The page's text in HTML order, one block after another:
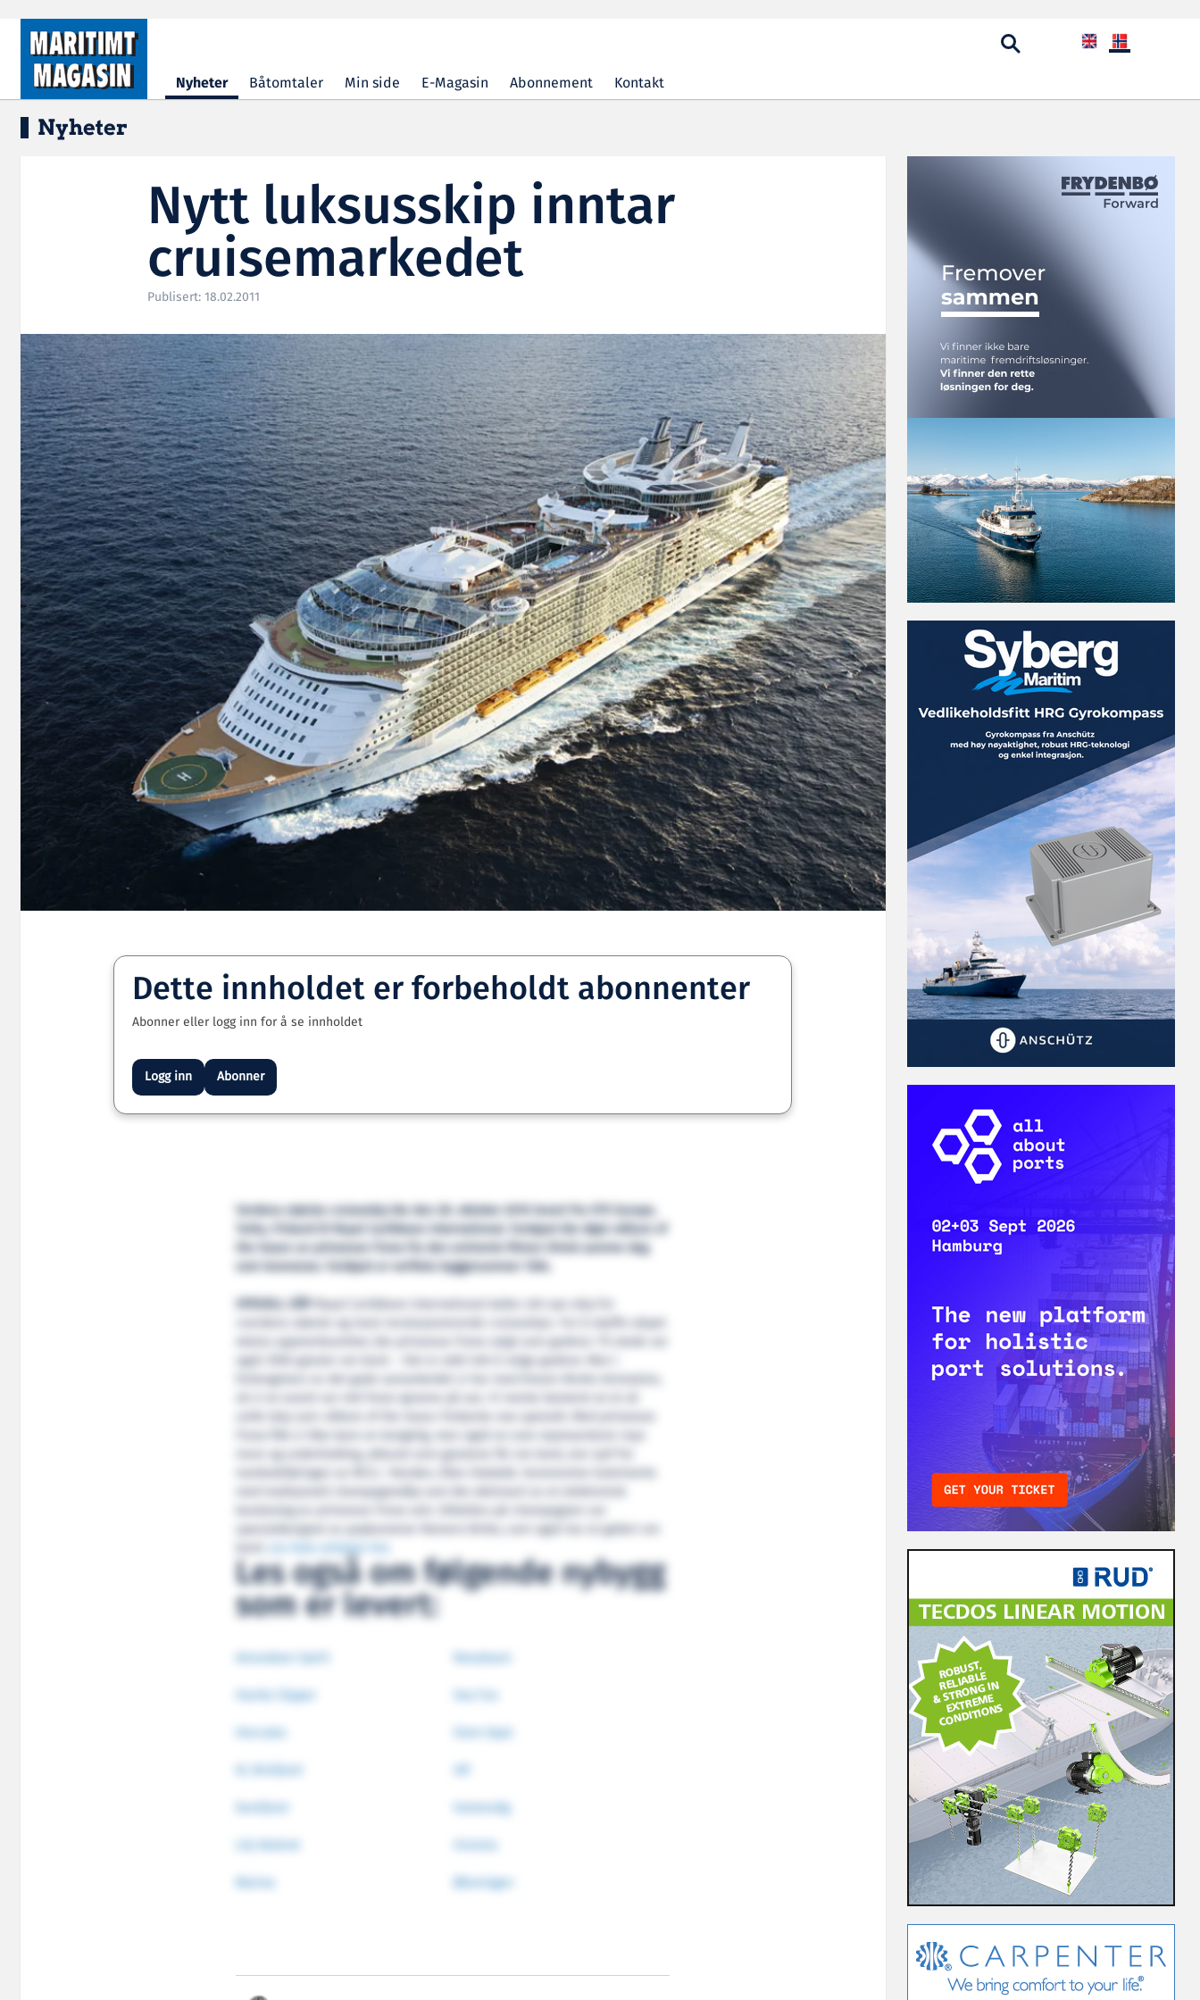
Hopp til hovedinnhold
Nyheter Båtomtaler Min side E-Magasin Abonnement Kontakt
Nyheter
Nytt luksusskip inntar
cruisemarkedet
Publisert: 18.02.2011
Dette innholdet er forbeholdt abonnenter
Abonner eller logg inn for å se innholdet
Logg inn Abonner
Verdens største cruiseskip ble den 28. oktober 2010 levert fra STX Europe,
Turku, Finland til Royal Caribbean International. Fartøyet ble døpt «Allure of
the Seas» av prinsesse Fiona fra den animerte filmen Shrek samme dag
som leveranse. Fartøyet er verftets byggenummer 1364.
SPESIELL DÅP Royal Caribbean International kaller sitt nye skip for
«verdens største og mest revolusjonerende cruiseskip». For å skaffe skipet
ekstra oppmerksomhet, ble prinsesse Fiona valgt som gudmor. Til stede var
også 3500 gjester om bord. ­­­– Det er aldri lett å velge gudmor. Men i
forlengelsen av det gode samarbeidet vi har med Dream Works Animation,
unikt skip som «Allure of the Seas» fortjente noe spesielt. Med prinsesse
Fiona fikk vi ikke bare en kongelig, men også en som representerer mye
moro og underholding, akkurat som gjestene får om bord, sier sjef for
markedsføringen av RCCL i Norden, Ellen Stebekk. Seremonien kulminerte
med tradisjonell champagnedåp som ble aktivisert av et elektronisk
karateslag av prinsesse Fiona selv. Etiketten på champagnen var
spesialdesignet av popkunstner Romero Britto, som også har et galleri om
Les hele omtalen her
Les også om følgende nybygg
som er levert:
Amundsen Spirit
Havila Clipper
Hercules
Marina
Nesabuen
Sea Fox
Siem Opal
Vestrevåg
Øksningen